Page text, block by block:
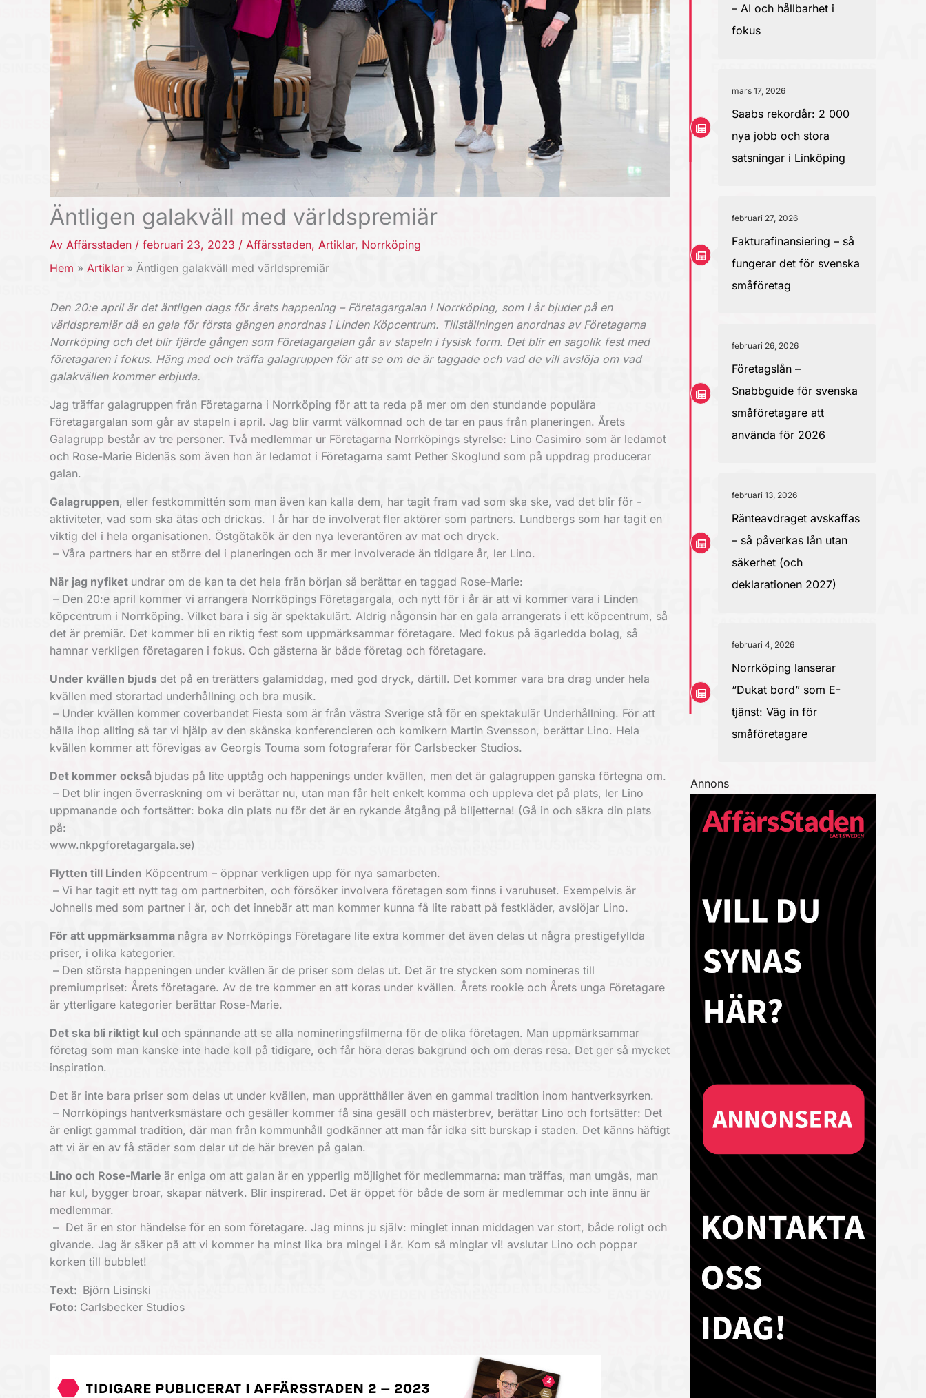
Äntligen galakväll med världspremiär
Av Affärsstaden / februari 23, 2023 / Affärsstaden, Artiklar, Norrköping
Hem
Artiklar Äntligen galakväll med världspremiär
Den 20:e april är det äntligen dags för årets happening – Företagargalan i Norrköping, som i år bjuder på en
världspremiär då en gala för första gången anordnas i Linden Köp­centrum. Tillställningen anordnas av Företagarna
Norrköping och det blir fjärde gången som Företagargalan går av stapeln i fysisk form. Det blir en sagolik fest med
företagaren i fokus. Häng med och träffa gala­gruppen för att se om de är taggade och vad de vill avslöja om vad
galakvällen kommer erbjuda.
Jag träffar galagruppen från Företagarna i Norrköping för att ta reda på mer om den stundande populära
Företagargalan som går av stapeln i april. Jag blir varmt väl­komnad och de tar en paus från planeringen. Årets
Galagrupp består av tre personer. Två medlemmar ur Företagarna ­Norrköpings styrelse: Lino Casimiro som är ledamot
och Rose-Marie Bidenäs som även hon är ledamot i Företagarna samt Pether Skoglund som på uppdrag producerar
galan.
Galagruppen, eller festkommittén som man även kan kalla dem, har tagit fram vad som ska ske, vad det blir för ­
aktiviteter, vad som ska ätas och drickas.
I år har de involverat fler aktörer som ­partners. Lundbergs som har tagit en
­viktig del i hela organisationen. ­Östgötakök är den nya leverantören av mat och dryck.
– Våra partners har en större del i ­planeringen och är mer involverade än tidigare år, ler Lino.
När jag nyfiket undrar om de kan ta det hela från början så berättar en taggad Rose-Marie:
– Den 20:e april kommer vi arrangera Norrköpings Företagargala, och nytt för i år är att vi kommer vara i Linden
köpcentrum i Norrköping. Vilket bara i sig är spektakulärt. Aldrig någonsin har en gala arrangerats i ett köpcentrum, så
det är premiär. Det kommer bli en riktig fest som uppmärksammar företagare. Med fokus på ägarledda bolag, så
hamnar verkligen företagaren i fokus. Och gästerna är både företag och företagare.
Under kvällen bjuds det på en trerätters galamiddag, med god dryck, därtill. Det kommer vara bra drag under hela
kvällen med storartad underhållning och bra musik.
– Under kvällen kommer coverbandet Fiesta som är från västra Sverige stå för en ­spektakulär Underhållning. För att
hålla ihop allting så tar vi hjälp av den skånska ­konferencieren och komikern Martin ­Svensson, berättar Lino. Hela
kvällen ­kommer att förevigas av Georgis Touma som fotograferar för ­Carlsbecker Studios.
Det kommer också bjudas på lite upptåg och happenings under kvällen, men det är galagruppen ganska förtegna om.
– Det blir ingen överraskning om vi ­berättar nu, utan man får helt enkelt komma och uppleva det på plats, ler Lino
uppmanande och fortsätter: boka din plats nu för det är en rykande åtgång på biljetterna! (Gå in och säkra din plats
på: ­
www.nkpgforetagargala.se)
Flytten till Linden Köpcentrum – öppnar verkligen upp för nya samarbeten.
– Vi har tagit ett nytt tag om partnerbiten, och försöker involvera företagen som finns i varuhuset. Exempelvis är
Johnells med som partner i år, och det innebär att man kommer kunna få lite rabatt på festkläder, avslöjar Lino.
För att uppmärksamma några av Norrköpings Företagare lite extra kommer det även delas ut några prestigefyllda
priser, i olika kategorier.
– Den största happeningen under kvällen är de priser som delas ut. Det är tre stycken som nomineras till
premiumpriset: Årets företagare. Av de tre kommer en att koras under kvällen. Årets rookie och Årets unga Företagare
är ytterligare kategorier berättar Rose-Marie.
Det ska bli riktigt kul och spännande att se alla nomineringsfilmerna för de olika företagen. Man uppmärksammar
företag som man kanske inte hade koll på tidigare, och får höra deras bakgrund och om deras resa. Det ger så mycket
inspiration.
Det är inte bara priser som delas ut under kvällen, man upprätthåller även en gammal tradition inom hantverksyrken.
– Norrköpings hantverksmästare och gesäller kommer få sina gesäll och mästerbrev, berättar Lino och fortsätter: Det
är enligt gammal tradition, där man från kommunhåll godkänner att man får idka sitt burskap i staden. Det känns häftigt
att vi är en av få städer som delar ut de här breven på galan.
Lino och Rose-Marie är eniga om att galan är en ypperlig möjlighet för medlemmarna: man träffas, man umgås, man
har kul, bygger broar, skapar nätverk. Blir inspirerad. Det är öppet för både de som är ­medlemmar och inte ännu är
medlemmar.
– Det är en stor händelse för en som företagare. Jag minns ju själv: minglet innan middagen var stort, både roligt och
givande. Jag är säker på att vi kommer ha minst lika bra mingel i år. Kom så minglar vi! avslutar Lino och poppar
korken till bubblet!
Text: Björn Lisinski
Foto: Carlsbecker Studios
– AI och hållbarhet i
fokus
mars 17, 2026
Saabs rekordår: 2 000
nya jobb och stora
satsningar i Linköping
februari 27, 2026
Fakturafinansiering – så
fungerar det för svenska
småföretag
februari 26, 2026
Företagslån –
Snabbguide för svenska
småföretagare att
använda för 2026
februari 13, 2026
Ränteavdraget avskaffas
– så påverkas lån utan
säkerhet (och
deklarationen 2027)
februari 4, 2026
Norrköping lanserar
“Dukat bord” som E-
tjänst: Väg in för
småföretagare
Annons